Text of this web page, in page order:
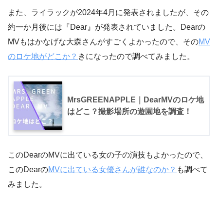
また、ライラックが2024年4月に発表されましたが、その
約一か月後には『Dear』が発表されていました。Dearの
MVもはかなげな大森さんがすごくよかったので、そのMV
のロケ地がどこか？ きになったので調べてみました。
MrsGREENAPPLE｜DearMVのロケ地
はどこ？撮影場所の遊園地を調査！
このDearのMVに出ている女の子の演技もよかったので、
このDearのMVに出ている女優さんが誰なのか？ も調べて
みました。